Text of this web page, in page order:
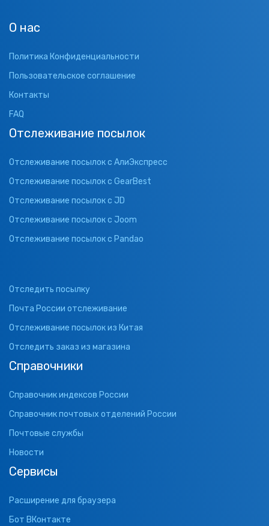
О нас
Политика Конфиденциальности
Пользовательское соглашение
Контакты
FAQ
Отслеживание посылок
Отслеживание посылок с АлиЭкспресс
Отслеживание посылок с GearBest
Отслеживание посылок с JD
Отслеживание посылок с Joom
Отслеживание посылок с Pandao
Отследить посылку
Почта России отслеживание
Отслеживание посылок из Китая
Отследить заказ из магазина
Справочники
Справочник индексов России
Справочник почтовых отделений России
Почтовые службы
Новости
Сервисы
Расширение для браузера
Бот ВКонтакте